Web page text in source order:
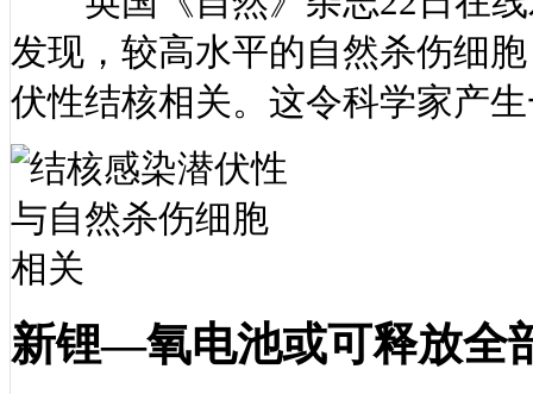
发现，较高水平的自然杀伤细
伏性结核相关。这令科学家产
新锂—氧电池或可释放全